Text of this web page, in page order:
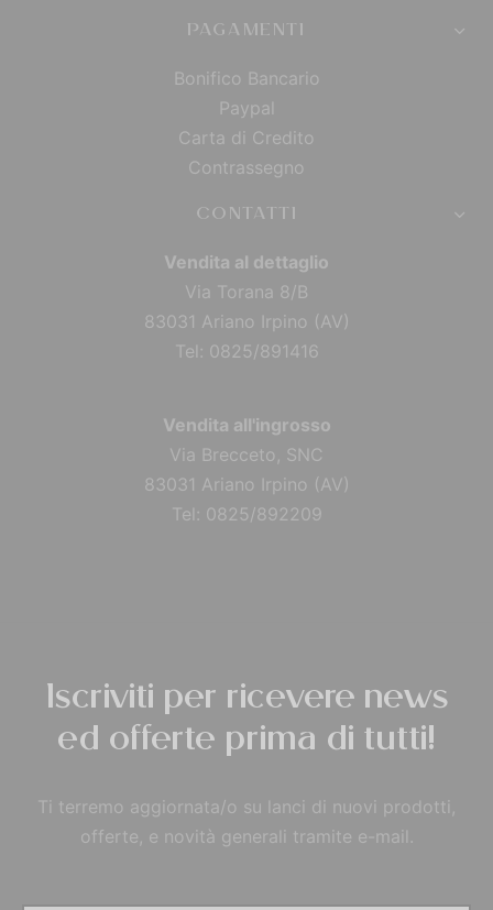
PAGAMENTI
Bonifico Bancario
Paypal
Carta di Credito
Contrassegno
CONTATTI
Vendita al dettaglio
Via Torana 8/B
83031 Ariano Irpino (AV)
Tel: 0825/891416
Vendita all'ingrosso
Via Brecceto, SNC
83031 Ariano Irpino (AV)
Tel: 0825/892209
Iscriviti per ricevere news
ed offerte prima di tutti!
Ti terremo aggiornata/o su lanci di nuovi prodotti,
offerte, e novità generali tramite e-mail.